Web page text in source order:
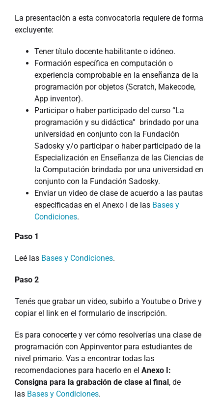
La presentación a esta convocatoria requiere de forma
excluyente:
Tener título docente habilitante o idóneo.
Formación específica en computación o
experiencia comprobable en la enseñanza de la
programación por objetos (Scratch, Makecode,
App inventor).
Participar o haber participado del curso “La
programación y su didáctica” brindado por una
universidad en conjunto con la Fundación
Sadosky y/o participar o haber participado de la
Especialización en Enseñanza de las Ciencias de
la Computación brindada por una universidad en
conjunto con la Fundación Sadosky.
Enviar un video de clase de acuerdo a las pautas
especificadas en el Anexo I de las Bases y
Condiciones.
Paso 1
Leé las Bases y Condiciones.
Paso 2
Tenés que grabar un video, subirlo a Youtube o Drive y
copiar el link en el formulario de inscripción.
Es para conocerte y ver cómo resolverías una clase de
programación con Appinventor para estudiantes de
nivel primario. Vas a encontrar todas las
recomendaciones para hacerlo en el Anexo I:
Consigna para la grabación de clase al final, de
las Bases y Condiciones.